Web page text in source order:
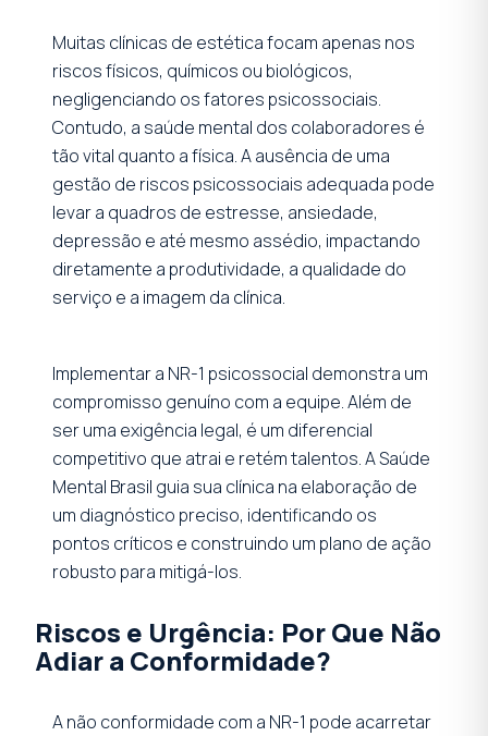
Muitas clínicas de estética focam apenas nos
riscos físicos, químicos ou biológicos,
negligenciando os fatores psicossociais.
Contudo, a saúde mental dos colaboradores é
tão vital quanto a física. A ausência de uma
gestão de riscos psicossociais adequada pode
levar a quadros de estresse, ansiedade,
depressão e até mesmo assédio, impactando
diretamente a produtividade, a qualidade do
serviço e a imagem da clínica.
Implementar a NR-1 psicossocial demonstra um
compromisso genuíno com a equipe. Além de
ser uma exigência legal, é um diferencial
competitivo que atrai e retém talentos. A Saúde
Mental Brasil guia sua clínica na elaboração de
um diagnóstico preciso, identificando os
pontos críticos e construindo um plano de ação
robusto para mitigá-los.
Riscos e Urgência: Por Que Não
Adiar a Conformidade?
A não conformidade com a NR-1 pode acarretar